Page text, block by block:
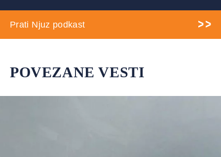
Prati Njuz podkast
POVEZANE VESTI